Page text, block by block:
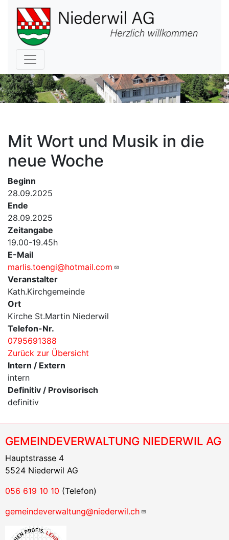
Hauptnavigation
Mit Wort und Musik in die
neue Woche
Beginn
28.09.2025
Ende
28.09.2025
Zeitangabe
19.00-19.45h
E-Mail
marlis.toengi@hotmail.com
Veranstalter
Kath.Kirchgemeinde
Ort
Kirche St.Martin Niederwil
Telefon-Nr.
0795691388
Zurück zur Übersicht
Intern / Extern
intern
Definitiv / Provisorisch
definitiv
GEMEINDEVERWALTUNG NIEDERWIL AG
Hauptstrasse 4
5524 Niederwil AG
056 619 10 10 (Telefon)
gemeindeverwaltung@niederwil.ch